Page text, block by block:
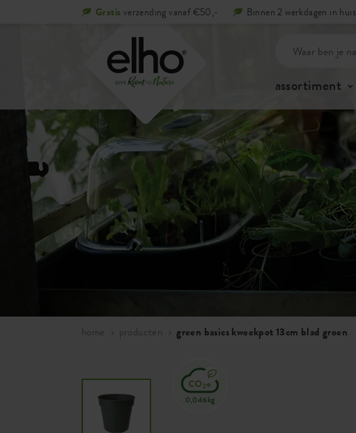
Gratis verzending vanaf €50,- Binnen 2 werkdagen in huis
assortiment
home producten green basics kweekpot 13cm blad groen
0,046kg